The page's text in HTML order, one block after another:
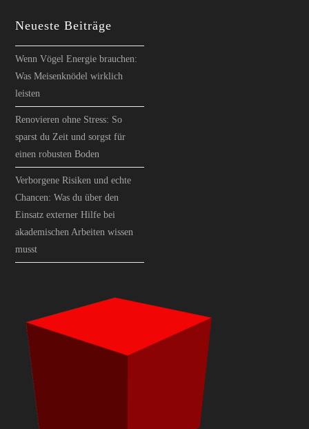
Neueste Beiträge
Wenn Vögel Energie brauchen:
Was Meisenknödel wirklich
leisten
Renovieren ohne Stress: So
sparst du Zeit und sorgst für
einen robusten Boden
Verborgene Risiken und echte
Chancen: Was du über den
Einsatz externer Hilfe bei
akademischen Arbeiten wissen
musst